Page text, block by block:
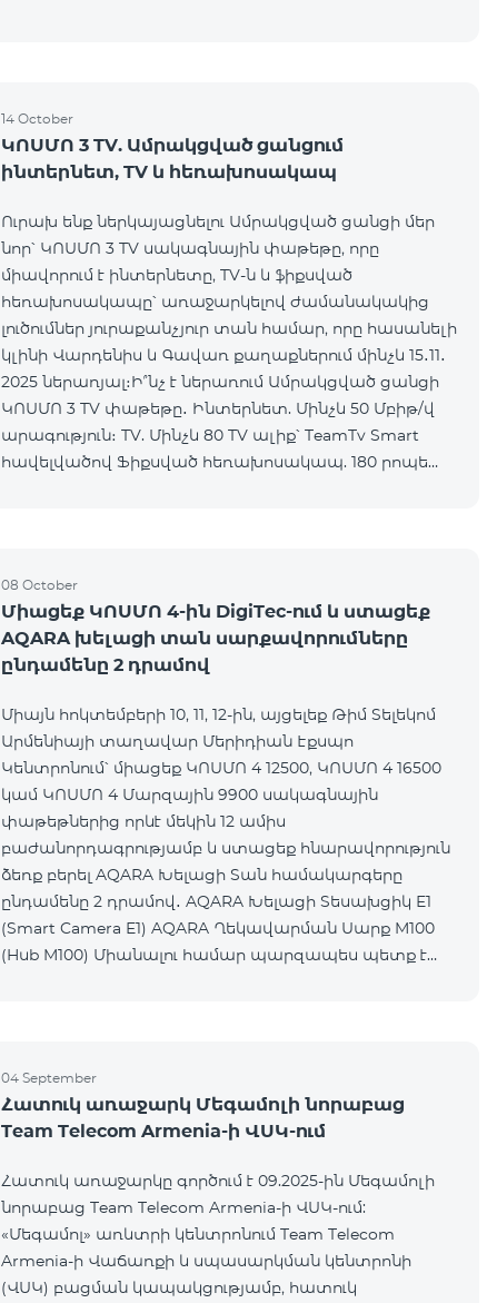
14 October
ԿՈՍՄՈ 3 TV. Ամրակցված ցանցում
ինտերնետ, TV և հեռախոսակապ
Ուրախ ենք ներկայացնելու Ամրակցված ցանցի մեր
նոր՝ ԿՈՍՄՈ 3 TV սակագնային փաթեթը, որը
միավորում է ինտերնետը, TV-ն և ֆիքսված
հեռախոսակապը՝ առաջարկելով ժամանակակից
լուծումներ յուրաքանչյուր տան համար, որը հասանելի
կլինի Վարդենիս և Գավառ քաղաքներում մինչև 15․11․
2025 ներառյալ։Ի՞նչ է ներառում Ամրակցված ցանցի
ԿՈՍՄՈ 3 TV փաթեթը․ Ինտերնետ. Մինչև 50 Մբիթ/վ
արագություն։ TV. Մինչև 80 TV ալիք՝ TeamTv Smart
հավելվածով Ֆիքսված հեռախոսակապ. 180 րոպե
08 October
Միացեք ԿՈՍՄՈ 4-ին DigiTec-ում և ստացեք
AQARA խելացի տան սարքավորումները
ընդամենը 2 դրամով
Միայն հոկտեմբերի 10, 11, 12-ին, այցելեք Թիմ Տելեկոմ
Արմենիայի տաղավար Մերիդիան Էքսպո
Կենտրոնում՝ միացեք ԿՈՍՄՈ 4 12500, ԿՈՍՄՈ 4 16500
կամ ԿՈՍՄՈ 4 Մարզային 9900 սակագնային
փաթեթներից որևէ մեկին 12 ամիս
բաժանորդագրությամբ և ստացեք հնարավորություն
ձեռք բերել AQARA Խելացի Տան համակարգերը
ընդամենը 2 դրամով․ AQARA Խելացի Տեսախցիկ E1
(Smart Camera E1) AQARA Ղեկավարման Սարք M100
(Hub M100) Միանալու համար պարզապես պետք է
04 September
Հատուկ առաջարկ Մեգամոլի նորաբաց
Team Telecom Armenia-ի ՎՍԿ-ում
Հատուկ առաջարկը գործում է 09.2025-ին Մեգամոլի
նորաբաց Team Telecom Armenia-ի ՎՍԿ-ում:
«Մեգամոլ» առևտրի կենտրոնում Team Telecom
Armenia-ի Վաճառքի և սպասարկման կենտրոնի
(ՎՍԿ) բացման կապակցությամբ, հատուկ